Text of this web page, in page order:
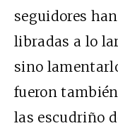
seguidores
libradas a lo
sino
fueron
las escudriño